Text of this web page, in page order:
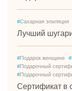
#Сахарная эпиляция
Лучший
#Подарок женщине #
#Подарочный
#Подарочный
Сертификат в